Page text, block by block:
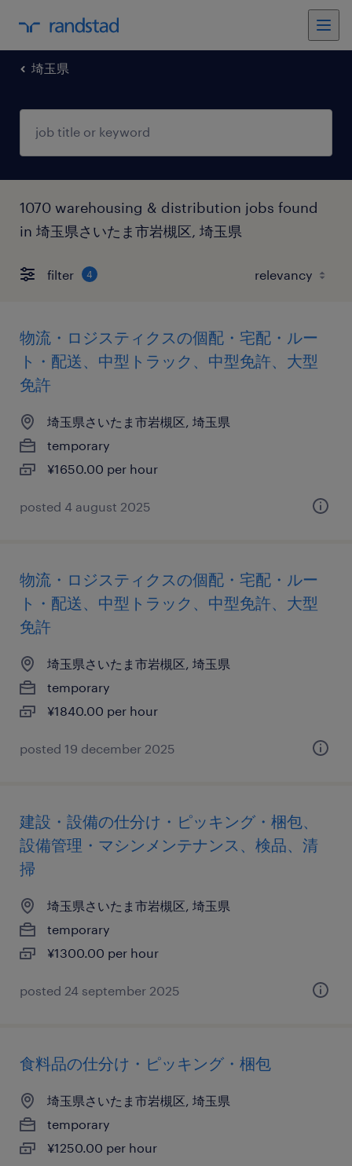
埼玉県
1070 warehousing & distribution jobs found
in 埼玉県さいたま市岩槻区, 埼玉県
filter 4
物流・ロジスティクスの個配・宅配・ルー
ト・配送、中型トラック、中型免許、大型
免許
埼玉県さいたま市岩槻区, 埼玉県
temporary
¥1650.00 per hour
posted 4 august 2025
物流・ロジスティクスの個配・宅配・ルー
ト・配送、中型トラック、中型免許、大型
免許
埼玉県さいたま市岩槻区, 埼玉県
temporary
¥1840.00 per hour
posted 19 december 2025
建設・設備の仕分け・ピッキング・梱包、
設備管理・マシンメンテナンス、検品、清
掃
埼玉県さいたま市岩槻区, 埼玉県
temporary
¥1300.00 per hour
posted 24 september 2025
食料品の仕分け・ピッキング・梱包
埼玉県さいたま市岩槻区, 埼玉県
temporary
¥1250.00 per hour